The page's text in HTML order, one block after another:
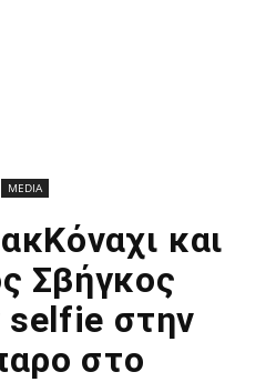
MEDIA
και
Σβήγκος
selfie στην
στο